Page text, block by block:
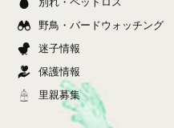
野鳥・バードウォッチング
迷子情報
保護情報
里親募集